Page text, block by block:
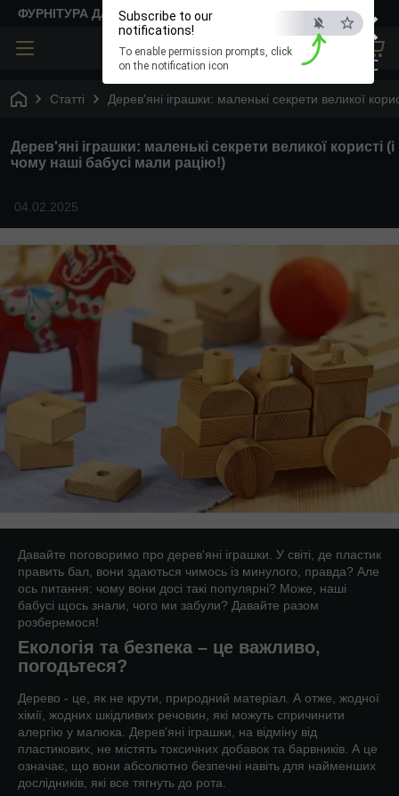
×
ESC
Subscribe to our
notifications!
To enable permission prompts, click
on the notification icon
ФУРНІТУРА ДЛЯ ТВОРЧОСТІ
Статті Дерев'яні іграшки: маленькі секрети великої
Дерев'яні іграшки: маленькі секрети великої користі (і
чому наші бабусі мали рацію!)
04.02.2025
Давайте поговоримо про дерев'яні іграшки. У світі, де пластик
править бал, вони здаються чимось із минулого, правда? Але
ось питання: чому вони досі такі популярні? Може, наші
бабусі щось знали, чого ми забули? Давайте разом
розберемося!
Екологія та безпека – це важливо,
погодьтеся?
Дерево - це, як не крути, природний матеріал. А отже, жодної
хімії, жодних шкідливих речовин, які можуть спричинити
алергію у малюка. Дерев'яні іграшки, на відміну від
пластикових, не містять токсичних добавок та барвників. А це
означає, що вони абсолютно безпечні навіть для найменших
дослідників, які все тягнуть до рота.